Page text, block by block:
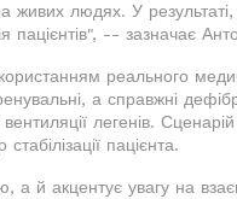
живих людях. У результаті,
пацієнтів", -- зазначає
реального
а справжні
легенів.
пацієнта.
й акцентує увагу на